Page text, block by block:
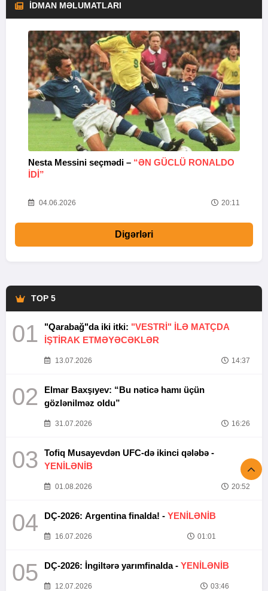
İDMAN MƏLUMATLARI
Nesta Messini seçmədi – “ƏN GÜCLÜ RONALDO
IDI”
04.06.2026 20:11
Digərləri
TOP 5
01 "Qarabağ"da iki itki: "VESTRİ" İLƏ MATÇDA
İŞTİRAK ETMƏYƏCƏKLƏR
13.07.2026 14:37
02
Elmar Baxşıyev: “Bu nəticə hamı üçün
gözlənilməz oldu”
31.07.2026 16:26
03
Tofiq Musayevdən UFC-də ikinci qələbə -
YENİLƏNİB
01.08.2026 20:52
04 DÇ-2026: Argentina finalda! - YENİLƏNİB
16.07.2026 01:01
05 DÇ-2026: İngiltərə yarımfinalda - YENİLƏNİB
12.07.2026 03:46